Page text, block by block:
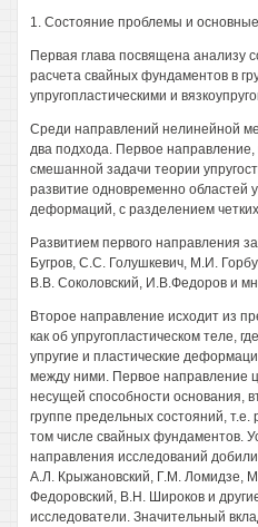
1. Состояние проблемы и
Первая глава посвящена анализу
расчета свайных фундаментов в
упругопластическими и
Среди направлений нелинейной
два подхода. Первое
смешанной задачи теории
развитие одновременно областей
деформаций, с разделением
Развитием первого направления
Бугров, С.С. Голушкевич, М.И.
В.В. Соколовский, И.В.Федоров и
Второе направление исходит из
как об упругопластическом теле,
упругие и пластические
между ними. Первое направление
несущей способности основания,
группе предельных состояний,
том числе свайных фундаментов.
направления исследований
А.Л. Крыжановский, Г.М. Ломидзе,
Федоровский, В.Н. Широков и
исследователи. Значительный